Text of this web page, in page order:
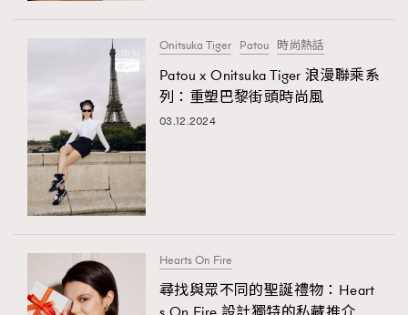
Onitsuka Tiger Patou 時尚熱話
Patou x Onitsuka Tiger 浪漫聯乘系
列：重塑巴黎街頭時尚風
03.12.2024
Hearts On Fire
尋找與眾不同的聖誕禮物：Heart